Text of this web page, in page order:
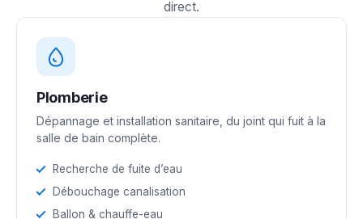
direct.
Plomberie
Dépannage et installation sanitaire, du joint qui fuit à la
salle de bain complète.
Recherche de fuite d’eau
Débouchage canalisation
Ballon & chauffe-eau